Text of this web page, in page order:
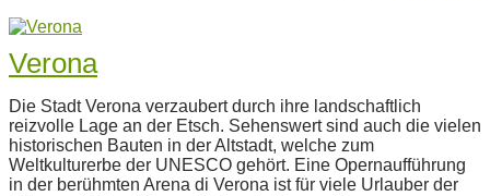
Verona
11-
30
Die Stadt Verona verzaubert durch ihre landschaftlich
reizvolle Lage an der Etsch. Sehenswert sind auch die vielen
historischen Bauten in der Altstadt, welche zum
Weltkulturerbe der UNESCO gehört. Eine Opernaufführung
in der berühmten Arena di Verona ist für viele Urlauber der